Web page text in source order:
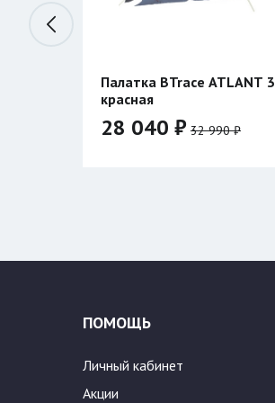
Палатка BTrace ATLANT 3
красная
28 040 ₽ 32 990 ₽
ПОМОЩЬ
Личный кабинет
Акции